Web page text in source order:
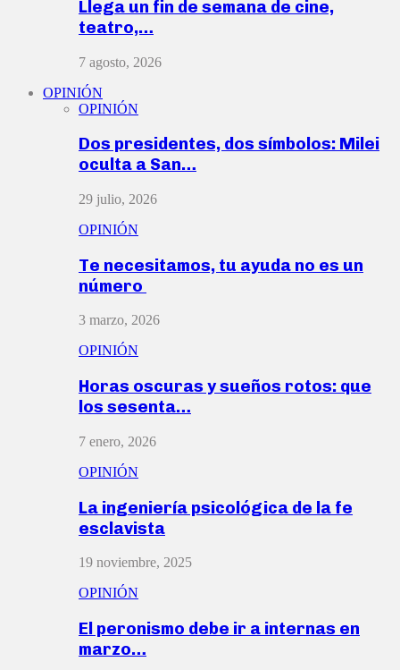
Llega un fin de semana de cine,
teatro,…
7 agosto, 2026
OPINIÓN
OPINIÓN
Dos presidentes, dos símbolos: Milei
oculta a San…
29 julio, 2026
OPINIÓN
Te necesitamos, tu ayuda no es un
número
3 marzo, 2026
OPINIÓN
Horas oscuras y sueños rotos: que
los sesenta…
7 enero, 2026
OPINIÓN
La ingeniería psicológica de la fe
esclavista
19 noviembre, 2025
OPINIÓN
El peronismo debe ir a internas en
marzo…